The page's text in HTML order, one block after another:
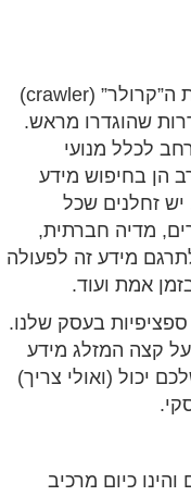
בדיוק מסיבות אלה פותחו סורקי האינטרנט, או כפי שנקראת בהגהה המקצועית ה”קרולר” (crawler)
שהוגדרו מראש.
לכלל מנועי
הן בחיפוש מידע
יש זחלנים שכל
מדיה חברתית,
מידע זה לפעולה
אמת ועוד.
בעסק שלנו.
על קצה המזלג מידע
יכול (ואולי צריך)
כיום מרכיב